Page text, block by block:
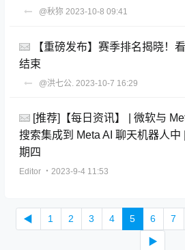
@秋狝 2023-10-8 09:41
【重磅发布】赛季排名揭晓！
结束
@洪七公. 2023-10-7 16:29
[推荐]【每日资讯】 | 微软与
搜索集成到 Meta AI 聊天机器人中
期四
Editor ・2023-9-4 11:53
◀ 1 2 3 4 5 6 7
▶